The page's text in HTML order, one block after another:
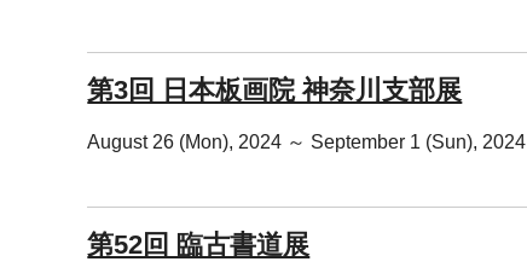
第3回 日本板画院 神奈川支部展
August 26 (Mon), 2024 ～ September 1 (Sun), 2024
第52回 臨古書道展